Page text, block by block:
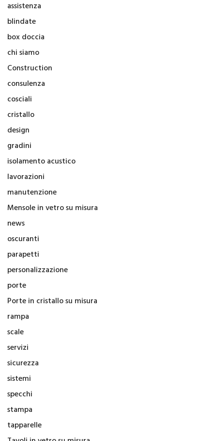
assistenza
blindate
box doccia
chi siamo
Construction
consulenza
cosciali
cristallo
design
gradini
isolamento acustico
lavorazioni
manutenzione
Mensole in vetro su misura
news
oscuranti
parapetti
personalizzazione
porte
Porte in cristallo su misura
rampa
scale
servizi
sicurezza
sistemi
specchi
stampa
tapparelle